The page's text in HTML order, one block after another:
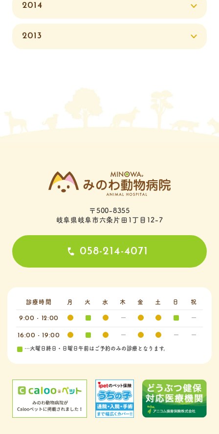
2014
2013
〒500-8355
岐阜県岐阜市六条片田1丁目12-7
058-214-4071
診療時間 月 火 水 木 金 土 日 祝
9:00 - 12:00
16:00 - 19:00
…火曜日終日・日曜日午前はご予約のみの診療となります。